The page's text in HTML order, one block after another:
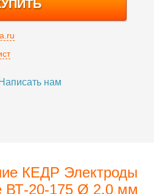
Написать нам
КЕДР Электроды
ВТ-20-175 Ø 2,0 мм